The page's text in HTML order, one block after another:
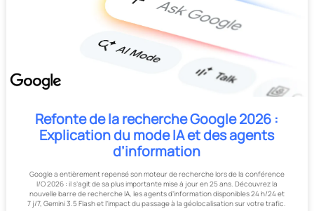
Refonte de la recherche Google 2026 :
Explication du mode IA et des agents
d’information
Google a entièrement repensé son moteur de recherche lors de la conférence
I/O 2026 : il s’agit de sa plus importante mise à jour en 25 ans. Découvrez la
nouvelle barre de recherche IA, les agents d’information disponibles 24 h/24 et
7 j/7, Gemini 3.5 Flash et l’impact du passage à la géolocalisation sur votre trafic.